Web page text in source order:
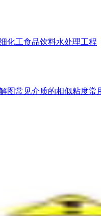
化工食品饮料水处理工程
图常见介质的相似粘度常